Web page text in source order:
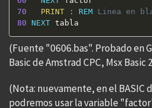
70
PRINT : REM Linea en
80 NEXT tabla
(Fuente "0606.bas". Probado en
Basic de Amstrad CPC, Msx Basic
(Nota: nuevamente, en el BASIC
podremos usar la variable